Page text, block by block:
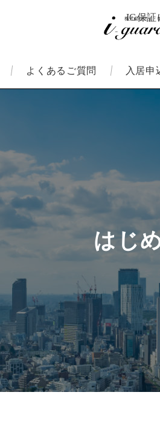
よくあるご質問 入居申
IG保証
はじ